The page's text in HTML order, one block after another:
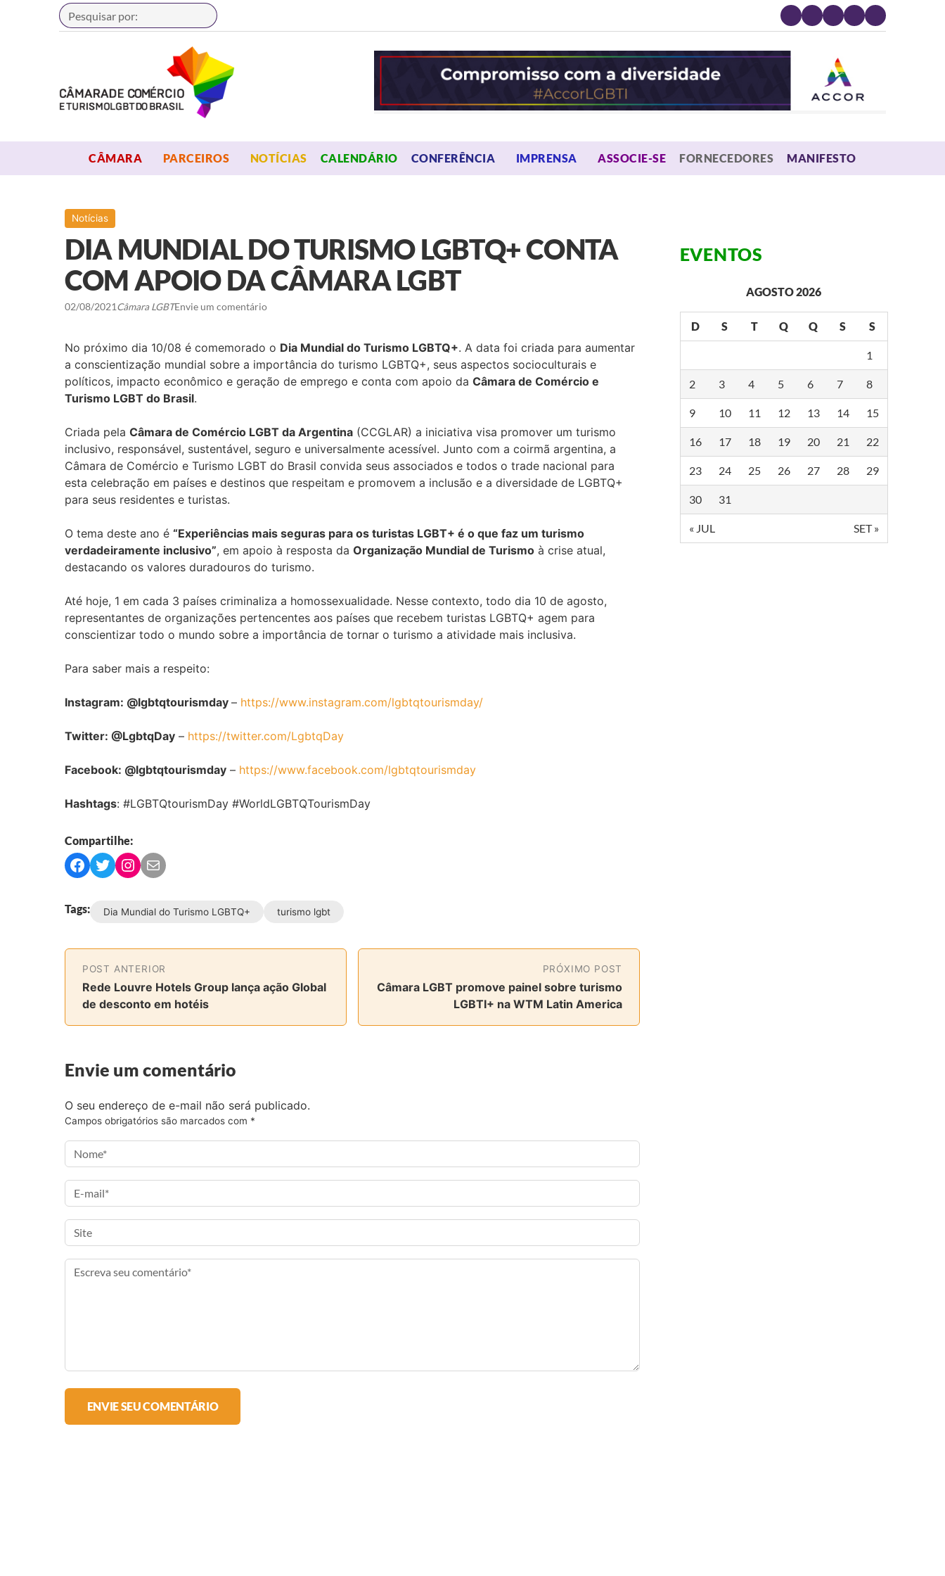
Buscar
CÂMARA OPEN MENU
PARCEIROS OPEN MENU
NOTÍCIAS CALENDÁRIO CONFERÊNCIA OPEN MENU
IMPRENSA OPEN MENU
ASSOCIE-SE FORNECEDORES MANIFESTO
Notícias
DIA MUNDIAL DO TURISMO LGBTQ+ CONTA
COM APOIO DA CÂMARA LGBT
02/08/2021Câmara LGBTEnvie um comentário
No próximo dia 10/08 é comemorado o Dia Mundial do Turismo LGBTQ+. A data foi criada para aumentar
a conscientização mundial sobre a importância do turismo LGBTQ+, seus aspectos socioculturais e
políticos, impacto econômico e geração de emprego e conta com apoio da Câmara de Comércio e
Turismo LGBT do Brasil.
Criada pela Câmara de Comércio LGBT da Argentina(CCGLAR) a iniciativa visa promover um turismo
inclusivo, responsável, sustentável, seguro e universalmente acessível. Junto com a coirmã argentina, a
Câmara de Comércio e Turismo LGBT do Brasil convida seus associados e todos o trade nacional para
esta celebração em países e destinos que respeitam e promovem a inclusão e a diversidade de LGBTQ+
para seus residentes e turistas.
O tema deste ano é “Experiências mais seguras para os turistas LGBT+ é o que faz um turismo
verdadeiramente inclusivo”, em apoio à resposta da Organização Mundial de Turismoà crise atual,
destacando os valores duradouros do turismo.
Até hoje, 1 em cada 3 países criminaliza a homossexualidade. Nesse contexto, todo dia 10 de agosto,
representantes de organizações pertencentes aos países que recebem turistas LGBTQ+ agem para
conscientizar todo o mundo sobre a importância de tornar o turismo a atividade mais inclusiva.
Para saber mais a respeito:
Instagram: @lgbtqtourismday – https://www.instagram.com/lgbtqtourismday/
Twitter: @LgbtqDay– https://twitter.com/LgbtqDay
Facebook: @lgbtqtourismday– https://www.facebook.com/lgbtqtourismday
Hashtags: #LGBTQtourismDay #WorldLGBTQTourismDay
Compartilhe:
C
p
r
t
i
l
n
F
a
e
b
o
k
C
p
r
t
l
n
T
w
t
r
C
p
r
t
i
l
n
I
n
a
r
a
C
p
r
t
i
l
v
a
e
a
l
Tags: Dia Mundial do Turismo LGBTQ+ turismo lgbt
POST ANTERIOR
Rede Louvre Hotels Group lança ação Global
de desconto em hotéis
PRÓXIMO POST
Câmara LGBT promove painel sobre turismo
LGBTI+ na WTM Latin America
Envie um comentário
O seu endereço de e-mail não será publicado.
Campos obrigatórios são marcados com *
EVENTOS
AGOSTO 2026
D S T Q Q S S
1
2 3 4 5 6 7 8
9 10 11 12 13 14 15
16 17 18 19 20 21 22
23 24 25 26 27 28 29
30 31
« JUL SET »